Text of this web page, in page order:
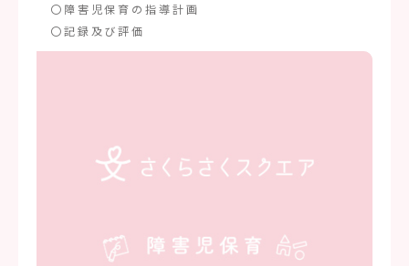
〇障害児保育の指導計画
〇記録及び評価